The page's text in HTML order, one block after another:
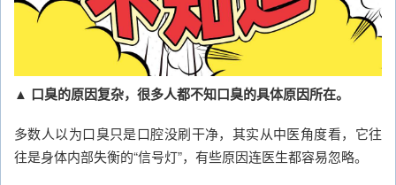
▲ 口臭的原因复杂，很多人都不知口臭的具体原因所在。
多数人以为口臭只是口腔没刷干净，其实从中医角度看，它往
往是身体内部失衡的“信号灯”，有些原因连医生都容易忽略。